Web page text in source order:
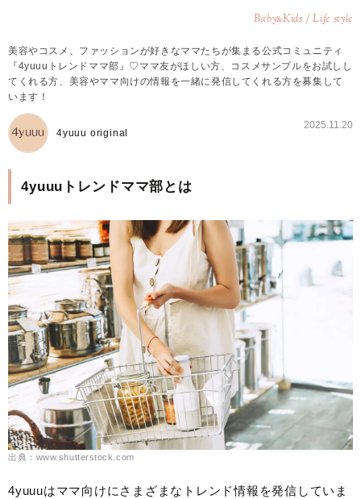
Baby&Kids / Life style
美容やコスメ、ファッションが好きなママたちが集まる公式コミュニティ
『4yuuuトレンドママ部』♡ママ友がほしい方、コスメサンプルをお試しし
てくれる方、美容やママ向けの情報を一緒に発信してくれる方を募集して
います！
4yuuu original
2025.11.20
4yuuuトレンドママ部とは
出典：www.shutterstock.com
4yuuuはママ向けにさまざまなトレンド情報を発信していま